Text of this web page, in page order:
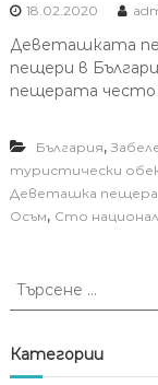
18.02.2020
Деветашката
пещери в
пещерата често
България,
туристически
Деветашка пещера
Осъм, Сто
Т
с
е
Категории